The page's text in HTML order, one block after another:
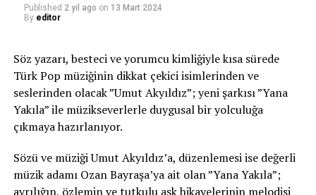
Published 2 yıl ago on 13 Mart 2024
By editor
Söz yazarı, besteci ve yorumcu kimliğiyle kısa sürede
Türk Pop müziğinin dikkat çekici isimlerinden ve
seslerinden olacak ”Umut Akyıldız”; yeni şarkısı ”Yana
Yakıla” ile müzikseverlerle duygusal bir yolculuğa
çıkmaya hazırlanıyor.
Sözü ve müziği Umut Akyıldız’a, düzenlemesi ise değerli
müzik adamı Ozan Bayraşa’ya ait olan ”Yana Yakıla”;
ayrılığın, özlemin ve tutkulu aşk hikayelerinin melodisi